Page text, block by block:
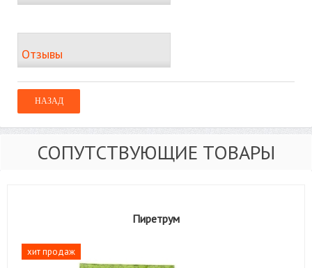
Отзывы
СОПУТСТВУЮЩИЕ ТОВАРЫ
Пиретрум
хит продаж